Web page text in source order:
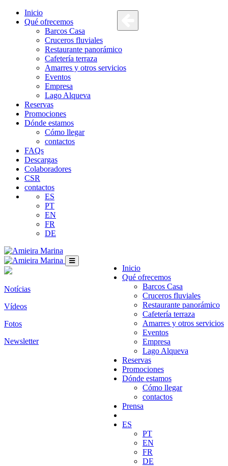
Inicio
Qué ofrecemos
Barcos Casa
Cruceros fluviales
Restaurante panorámico
Cafetería terraza
Amarres y otros servicios
Eventos
Empresa
Lago Alqueva
Reservas
Promociones
Dónde estamos
Cómo llegar
contactos
FAQs
Descargas
Colaboradores
CSR
contactos
ES
PT
EN
FR
DE
Inicio
Qué ofrecemos
Barcos Casa
Cruceros fluviales
Restaurante panorámico
Cafetería terraza
Amarres y otros servicios
Eventos
Empresa
Lago Alqueva
Reservas
Promociones
Dónde estamos
Cómo llegar
contactos
Prensa
ES
PT
EN
FR
DE
Notícias
Vídeos
Fotos
Newsletter